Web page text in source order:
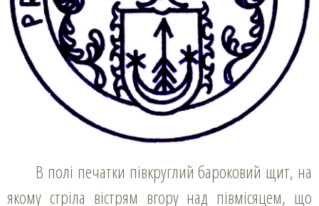
В полі печатки півкруглий бароковий щит, на
якому стріла вістрям вгору над півмісяцем, що